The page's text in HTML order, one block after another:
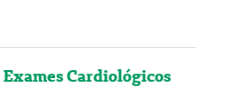
Cardiológicos